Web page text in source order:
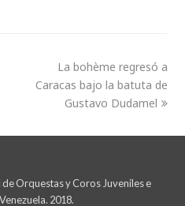
La bohème regresó a
Caracas bajo la batuta de
Gustavo Dudamel
Orquestas y Coros Juveniles e
2018.